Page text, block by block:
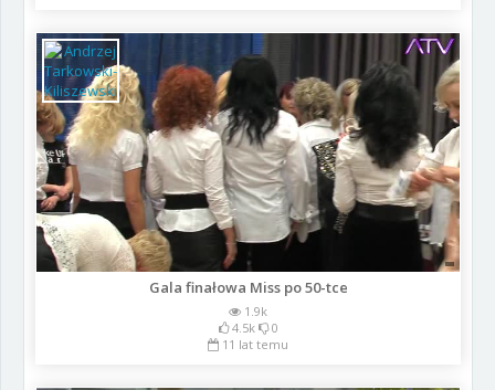
Gala finałowa Miss po 50-tce
1.9k
4.5k
0
11 lat temu